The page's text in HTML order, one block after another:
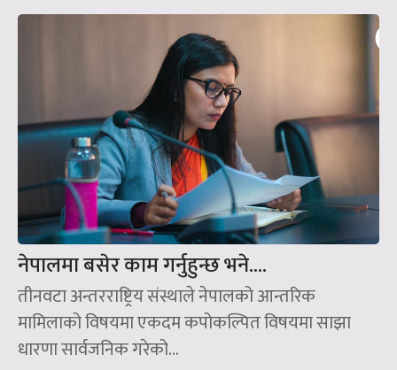
नेपालमा बसेर काम गर्नुहुन्छ भने….
तीनवटा अन्तरराष्ट्रिय संस्थाले नेपालको आन्तरिक
मामिलाको विषयमा एकदम कपोकल्पित विषयमा साझा
धारणा सार्वजनिक गरेको...